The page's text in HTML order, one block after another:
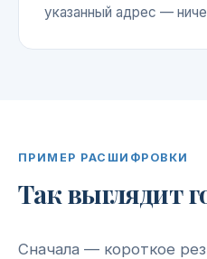
указанный адрес —
ПРИМЕР РАСШИФРОВКИ
Так выглядит
Сначала — короткое